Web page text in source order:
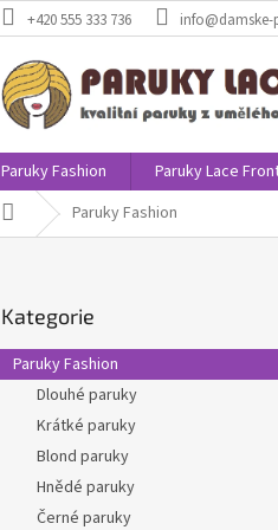
+420 555 333 736 info@damske-
Paruky Fashion Paruky Lace
Domů Paruky Fashion
kategorie
Kategorie
Paruky Fashion
Dlouhé paruky
Krátké paruky
Blond paruky
Hnědé paruky
Černé paruky